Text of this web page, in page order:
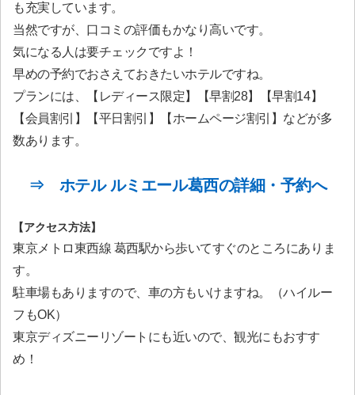
も充実しています。
当然ですが、口コミの評価もかなり高いです。
気になる人は要チェックですよ！
早めの予約でおさえておきたいホテルですね。
プランには、【レディース限定】【早割28】【早割14】
【会員割引】【平日割引】【ホームページ割引】などが多
数あります。
⇒ ホテル ルミエール葛西の詳細・予約へ
【アクセス方法】
東京メトロ東西線 葛西駅から歩いてすぐのところにありま
す。
駐車場もありますので、車の方もいけますね。（ハイルー
フもOK）
東京ディズニーリゾートにも近いので、観光にもおすす
め！